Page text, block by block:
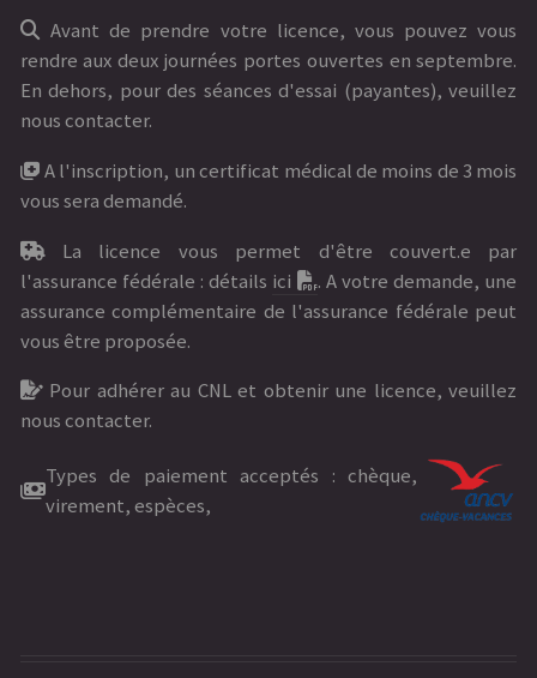
Avant de prendre votre licence, vous pouvez vous
rendre aux deux journées portes ouvertes en septembre.
En dehors, pour des séances d'essai (payantes), veuillez
nous contacter.
A l'inscription, un certificat médical de moins de 3 mois
vous sera demandé.
La licence vous permet d'être couvert.e par
l'assurance fédérale : détails ici
. A votre demande, une
assurance complémentaire de l'assurance fédérale peut
vous être proposée.
Pour adhérer au CNL et obtenir une licence, veuillez
nous contacter.
Types de paiement acceptés : chèque,
virement, espèces,